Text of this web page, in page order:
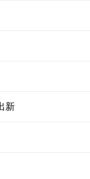
新